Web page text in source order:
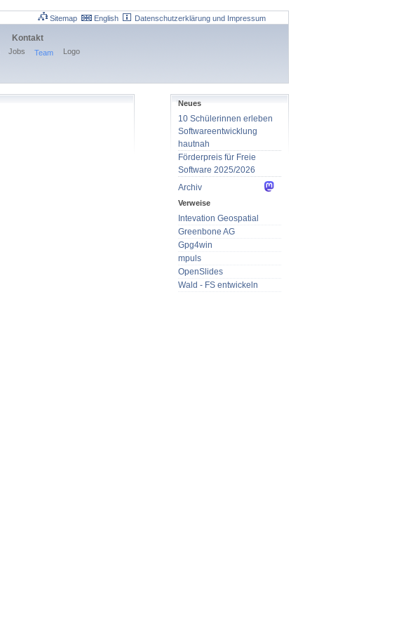
Sitemap English Datenschutzerklärung und Impressum
Jobs Team Logo
Kontakt
Neues
10 Schülerinnen erleben
Softwareentwicklung
hautnah
Förderpreis für Freie
Software 2025/2026
Archiv
Verweise
Intevation Geospatial
Greenbone AG
Gpg4win
mpuls
OpenSlides
Wald - FS entwickeln